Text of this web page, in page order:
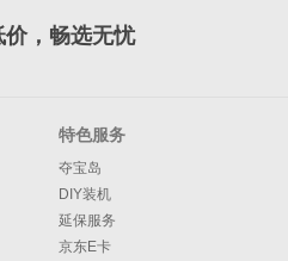
价，畅选无忧
特色服务
夺宝岛
DIY装机
延保服务
京东E卡